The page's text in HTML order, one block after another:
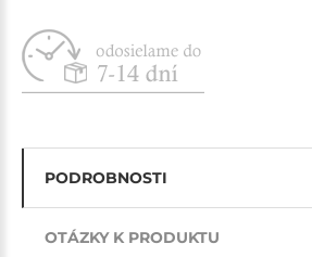
PODROBNOSTI
OTÁZKY K PRODUKTU